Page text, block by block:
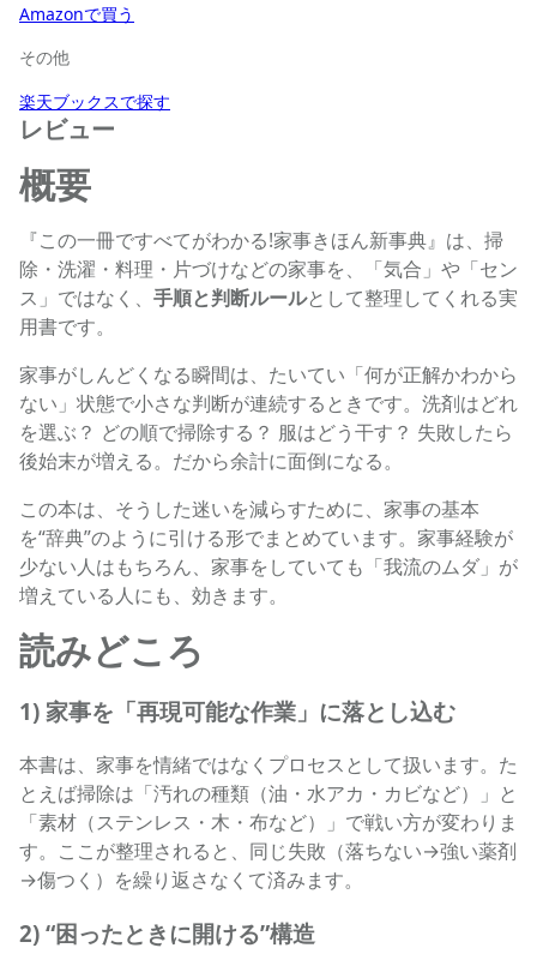
Amazonで買う
その他
楽天ブックスで探す
レビュー
概要
『この一冊ですべてがわかる!家事きほん新事典』は、掃
除・洗濯・料理・片づけなどの家事を、「気合」や「セン
ス」ではなく、 手順と判断ルールとして整理してくれる実
用書です。
家事がしんどくなる瞬間は、たいてい「何が正解かわから
ない」状態で小さな判断が連続するときです。洗剤はどれ
を選ぶ？ どの順で掃除する？ 服はどう干す？ 失敗したら
後始末が増える。だから余計に面倒になる。
この本は、そうした迷いを減らすために、家事の基本
を“辞典”のように引ける形でまとめています。家事経験が
少ない人はもちろん、家事をしていても「我流のムダ」が
増えている人にも、効きます。
読みどころ
1) 家事を「再現可能な作業」に落とし込む
本書は、家事を情緒ではなくプロセスとして扱います。た
とえば掃除は「汚れの種類（油・水アカ・カビなど）」と
「素材（ステンレス・木・布など）」で戦い方が変わりま
す。ここが整理されると、同じ失敗（落ちない→強い薬剤
→傷つく）を繰り返さなくて済みます。
2) “困ったときに開ける”構造